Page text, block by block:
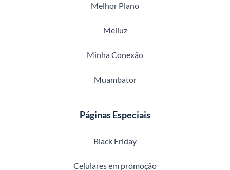
Melhor Plano
Méliuz
Minha Conexão
Muambator
Páginas Especiais
Black Friday
Celulares em promoção